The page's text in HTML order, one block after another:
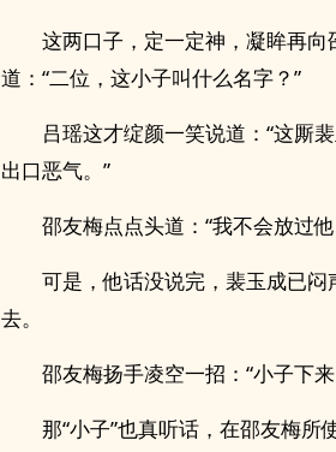
这两口子，定一定神，凝眸再
道：“二位，这小子叫什么名字？”
吕瑶这才绽颜一笑说道：“这厮
出口恶气。”
邵友梅点点头道：“我不会放过
可是，他话没说完，裴玉成已闷
去。
邵友梅扬手凌空一招：“小子下
那“小子”也真听话，在邵友梅所